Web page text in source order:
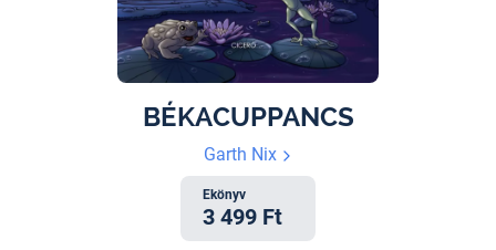
BÉKACUPPANCS
Garth Nix
Ekönyv
3 499 Ft